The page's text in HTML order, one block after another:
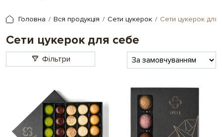
Головна Вся продукція Сети цукерок Сети цукерок для
Сети цукерок для себе
Фільтри